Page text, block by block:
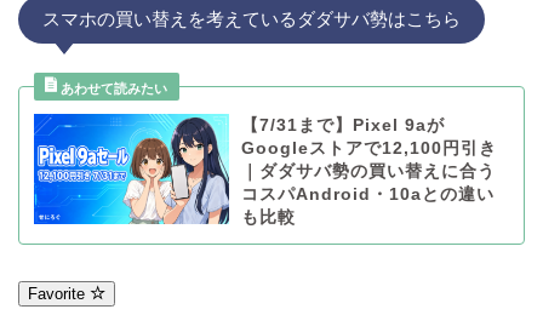
スマホの買い替えを考えているダダサバ勢はこちら
【7/31まで】Pixel 9aが
Googleストアで12,100円引き
｜ダダサバ勢の買い替えに合う
コスパAndroid・10aとの違い
も比較
Favorite